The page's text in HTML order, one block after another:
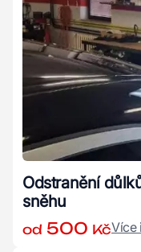
Odstranění
sněhu
od 500 KčVíce